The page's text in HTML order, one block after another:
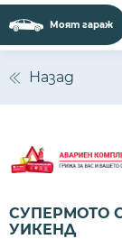
Моят гараж
Назад
СУПЕРМОТО
УИКЕНД